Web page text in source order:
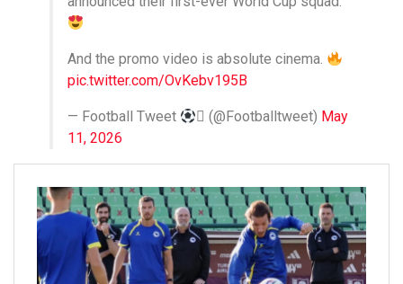
And the promo video is absolute cinema.
pic.twitter.com/OvKebv195B
— Football Tweet  (@Footballtweet) May
11, 2026